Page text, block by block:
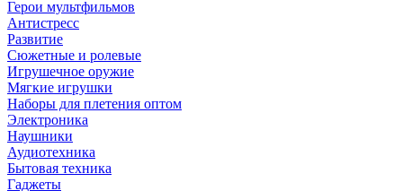
Герои мультфильмов
Антистресс
Развитие
Сюжетные и ролевые
Игрушечное оружие
Мягкие игрушки
Наборы для плетения оптом
Электроника
Наушники
Аудиотехника
Бытовая техника
Гаджеты